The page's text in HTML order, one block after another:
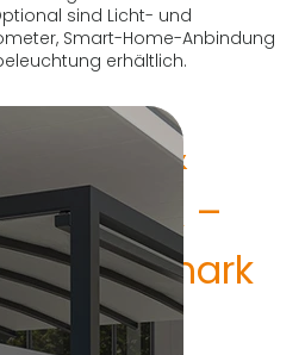
sind Licht- und
Smart-Home-Anbindung
erhältlich.
KEPLAN &
KEPLAN A –
Pergolamark
isen mit